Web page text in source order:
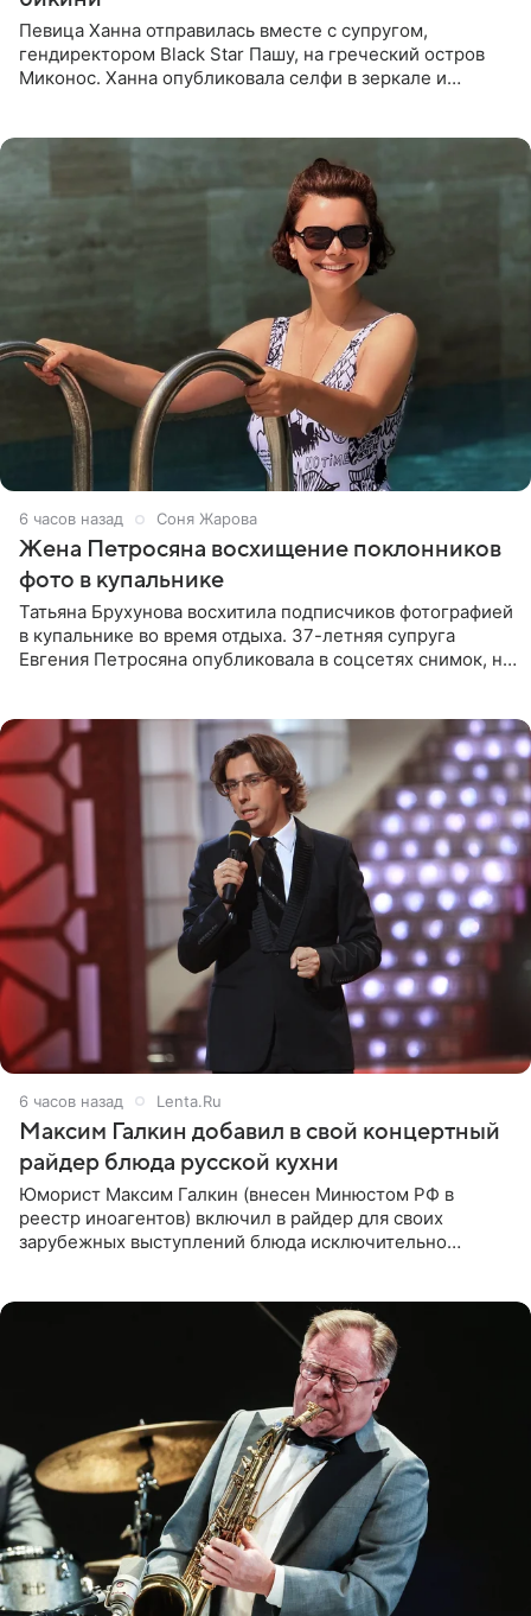
Певица Ханна отправилась вместе с супругом,
гендиректором Black Star Пашу, на греческий остров
Миконос. Ханна опубликовала селфи в зеркале и
6 часов назад Соня Жарова
Жена Петросяна восхищение поклонников
фото в купальнике
Татьяна Брухунова восхитила подписчиков фотографией
в купальнике во время отдыха. 37-летняя супруга
Евгения Петросяна опубликовала в соцсетях снимок, на
6 часов назад Lenta.Ru
Максим Галкин добавил в свой концертный
райдер блюда русской кухни
Юморист Максим Галкин (внесен Минюстом РФ в
реестр иноагентов) включил в райдер для своих
зарубежных выступлений блюда исключительно